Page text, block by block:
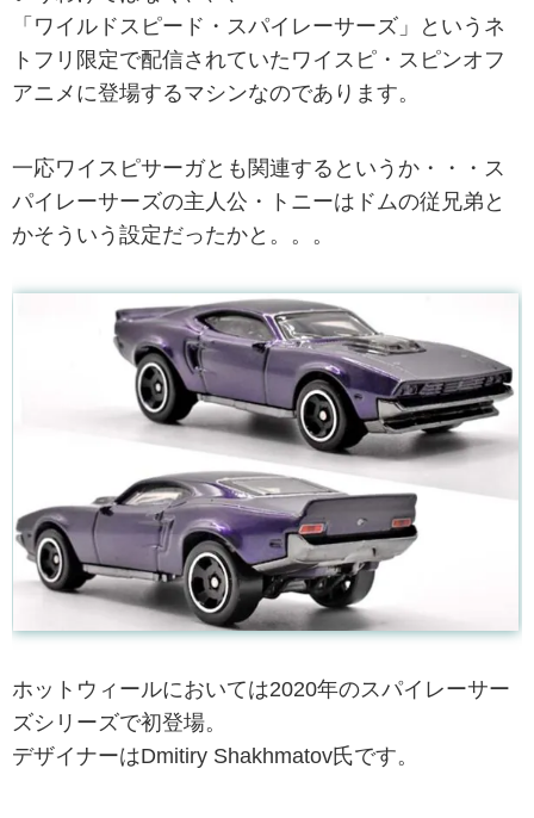
「ワイルドスピード・スパイレーサーズ」というネ
トフリ限定で配信されていたワイスピ・スピンオフ
アニメに登場するマシンなのであります。
一応ワイスピサーガとも関連するというか・・・ス
パイレーサーズの主人公・トニーはドムの従兄弟と
かそういう設定だったかと。。。
ホットウィールにおいては2020年のスパイレーサー
ズシリーズで初登場。
デザイナーはDmitiry Shakhmatov氏です。